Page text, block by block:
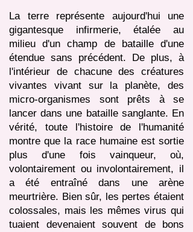
La terre représente aujourd'hui une
gigantesque infirmerie, étalée au
milieu d'un champ de bataille d'une
étendue sans précédent. De plus, à
l'intérieur de chacune des créatures
vivantes vivant sur la planète, des
micro-organismes sont prêts à se
lancer dans une bataille sanglante. En
vérité, toute l'histoire de l'humanité
montre que la race humaine est sortie
plus d'une fois vainqueur, où,
volontairement ou involontairement, il
a été entraîné dans une arène
meurtrière. Bien sûr, les pertes étaient
colossales, mais les mêmes virus qui
tuaient devenaient souvent de bons